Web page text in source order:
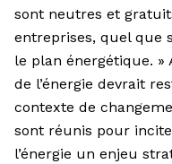
sont neutres et
entreprises, quel que
le plan énergétique.
de l’énergie devrait
contexte de
sont réunis pour
l’énergie un enjeu